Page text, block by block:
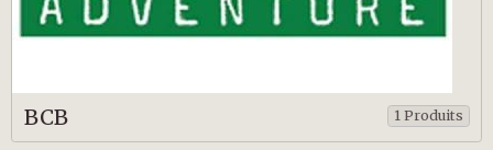
BCB 1 Produits